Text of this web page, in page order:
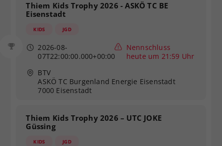
Thiem Kids Trophy 2026 - ASKÖ TC BE
Eisenstadt
KIDS JGD
2026-08-
07T22:00:00.000+00:00
Nennschluss
heute um 21:59 Uhr
BTV
ASKÖ TC Burgenland Energie Eisenstadt
7000 Eisenstadt
Thiem Kids Trophy 2026 – UTC JOKE
Güssing
KIDS JGD